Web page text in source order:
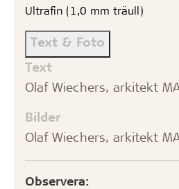
Ultrafin (1,0 mm träull)
Text & Foto
Text
Olaf Wiechers, arkitekt
Bilder
Olaf Wiechers, arkitekt
Observera: